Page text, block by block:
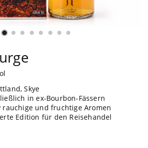
Skye
in ex-Bourbon-Fässern
rauchige und fruchtige Aromen
Edition für den Reisehandel